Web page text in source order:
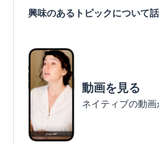
興味のあるトピックについて
動画を見る
ネイティブの動